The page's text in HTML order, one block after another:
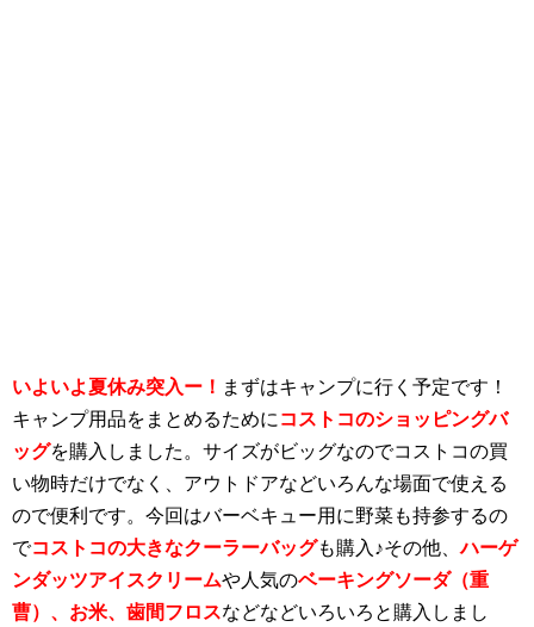
いよいよ夏休み突入ー！ まずはキャンプに行く予定です！
キャンプ用品をまとめるためにコストコのショッピングバ
ッグを購入しました。サイズがビッグなのでコストコの買
い物時だけでなく、アウトドアなどいろんな場面で使える
ので便利です。今回はバーベキュー用に野菜も持参するの
でコストコの大きなクーラーバッグも購入♪その他、ハーゲ
ンダッツアイスクリームや人気のベーキングソーダ（重
曹）、お米、歯間フロスなどなどいろいろと購入しまし